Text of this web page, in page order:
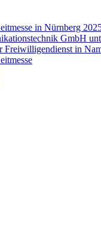
in Nürnberg
GmbH
Freiwilligendienst in